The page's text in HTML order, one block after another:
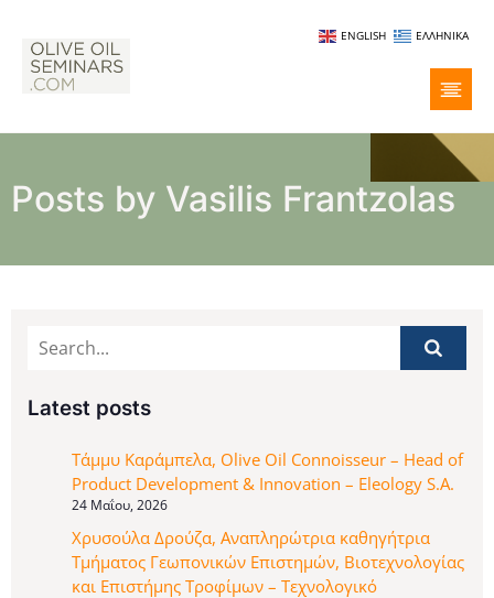
ENGLISH ΕΛΛΗΝΙΚΆ
Posts by Vasilis Frantzolas
Latest posts
Τάμμυ Καράμπελα, Olive Oil Connoisseur – Head of
Product Development & Innovation – Eleology S.A.
24 Μαΐου, 2026
Χρυσούλα Δρούζα, Αναπληρώτρια καθηγήτρια
Τμήματος Γεωπονικών Επιστημών, Βιοτεχνολογίας
και Επιστήμης Τροφίμων – Τεχνολογικό